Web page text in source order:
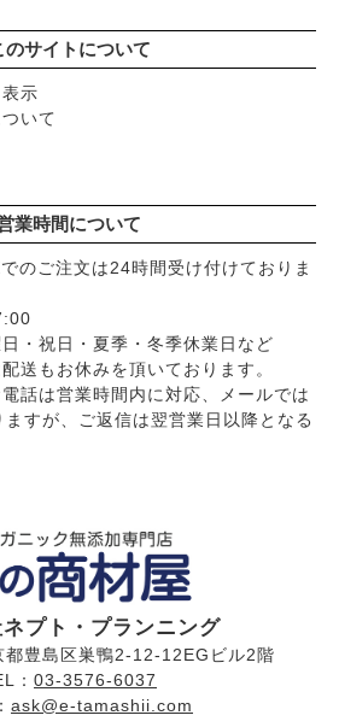
のサイトについて
示
いて
業時間について
のご注文は24時間受け付けておりま
日・祝日・夏季・冬季休業日など
送もお休みを頂いております。
話は営業時間内に対応、メールでは
すが、ご返信は翌営業日以降となる
プト・プランニング
豊島区巣鴨2-12-12EGビル2階
： 03-3576-6037
ask@e-tamashii.com